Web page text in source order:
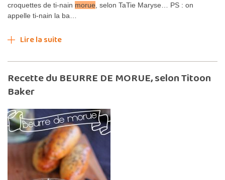
croquettes de ti-nain morue , selon TaTie Maryse… PS : on
appelle ti-nain la ba…
Lire la suite
Recette du BEURRE DE MORUE, selon Titoon
Baker